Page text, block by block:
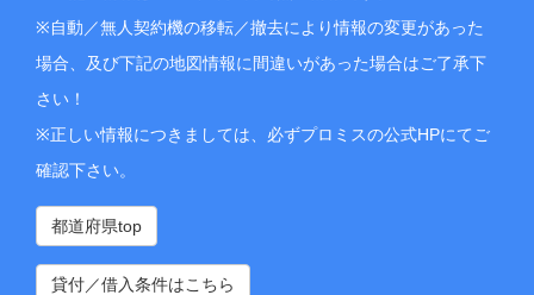
※自動／無人契約機の移転／撤去により情報の変更があった
場合、及び下記の地図情報に間違いがあった場合はご了承下
さい！
※正しい情報につきましては、必ずプロミスの公式HPにてご
確認下さい。
都道府県top
貸付／借入条件はこちら